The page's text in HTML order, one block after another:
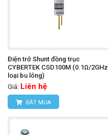
Điện trở Shunt đồng trục
CYBERTEK CSD100M (0.1Ω/
loại bu lông)
Giá: Liên hệ
ĐẶT MUA